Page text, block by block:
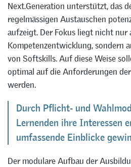
Next.Generation unterstützt, das
regelmässigen Austauschen
aufzeigt. Der Fokus liegt nicht nur
Kompetenzentwicklung, sondern
von Softskills. Auf diese Weise
optimal auf die Anforderungen
werden.
Durch Pflicht- und
Lernenden ihre Interessen
umfassende Einblicke
Der modulare Aufbau der